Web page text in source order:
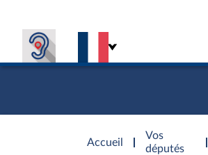
Accueil
d'accueil
Vos
députés